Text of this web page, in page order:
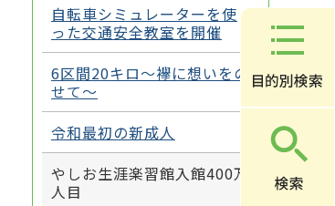
自転車シミュレーターを使
った交通安全教室を開催
6区間20キロ～襷に想いをの
せて～
令和最初の新成人
やしお生涯楽習館入館400万
人目